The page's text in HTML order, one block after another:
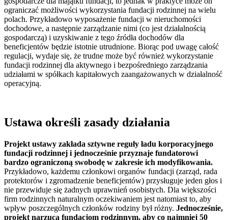
ograniczać możliwości wykorzystania fundacji rodzinnej na wielu
polach. Przykładowo wyposażenie fundacji w nieruchomości
dochodowe, a następnie zarządzanie nimi (co jest działalnością
gospodarczą) i uzyskiwanie z tego źródła dochodów dla
beneficjentów będzie istotnie utrudnione. Biorąc pod uwagę całość
regulacji, wydaje się, że trudne może być również wykorzystanie
fundacji rodzinnej dla aktywnego i bezpośredniego zarządzania
udziałami w spółkach kapitałowych zaangażowanych w działalność
operacyjną.
Ustawa określi zasady działania
Projekt ustawy zakłada sztywne reguły ładu korporacyjnego
fundacji rodzinnej i jednocześnie przyznaje fundatorowi
bardzo ograniczoną swobodę w zakresie ich modyfikowania.
Przykładowo, każdemu członkowi organów fundacji (zarząd, rada
protektorów i zgromadzenie beneficjentów) przysługuje jeden głos i
nie przewiduje się żadnych uprawnień osobistych. Dla większości
firm rodzinnych naturalnym oczekiwaniem jest natomiast to, aby
wpływ poszczególnych członków rodziny był różny. Jednocześnie,
projekt narzuca fundacjom rodzinnym, aby co najmniej 50